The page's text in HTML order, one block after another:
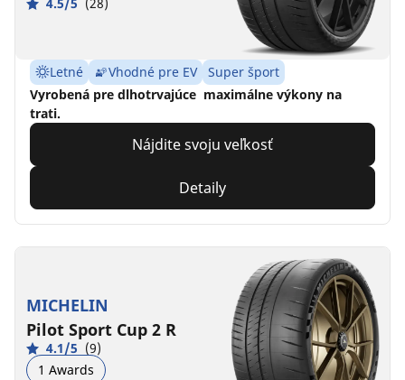
Letné Vhodné pre EV
Super šport
Vyrobená pre dlhotrvajúce maximálne výkony na
trati.
Nájdite svoju veľkosť
Detaily
MICHELIN
Pilot Sport Cup 2 R
4.1/5 (9)
1 Awards